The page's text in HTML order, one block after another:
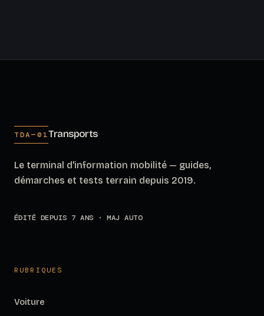
TDA—01Transports
Le terminal d'information mobilité — guides,
démarches et tests terrain depuis 2019.
ÉDITÉ DEPUIS 7 ANS · MAJ AUTO
RUBRIQUES
Voiture